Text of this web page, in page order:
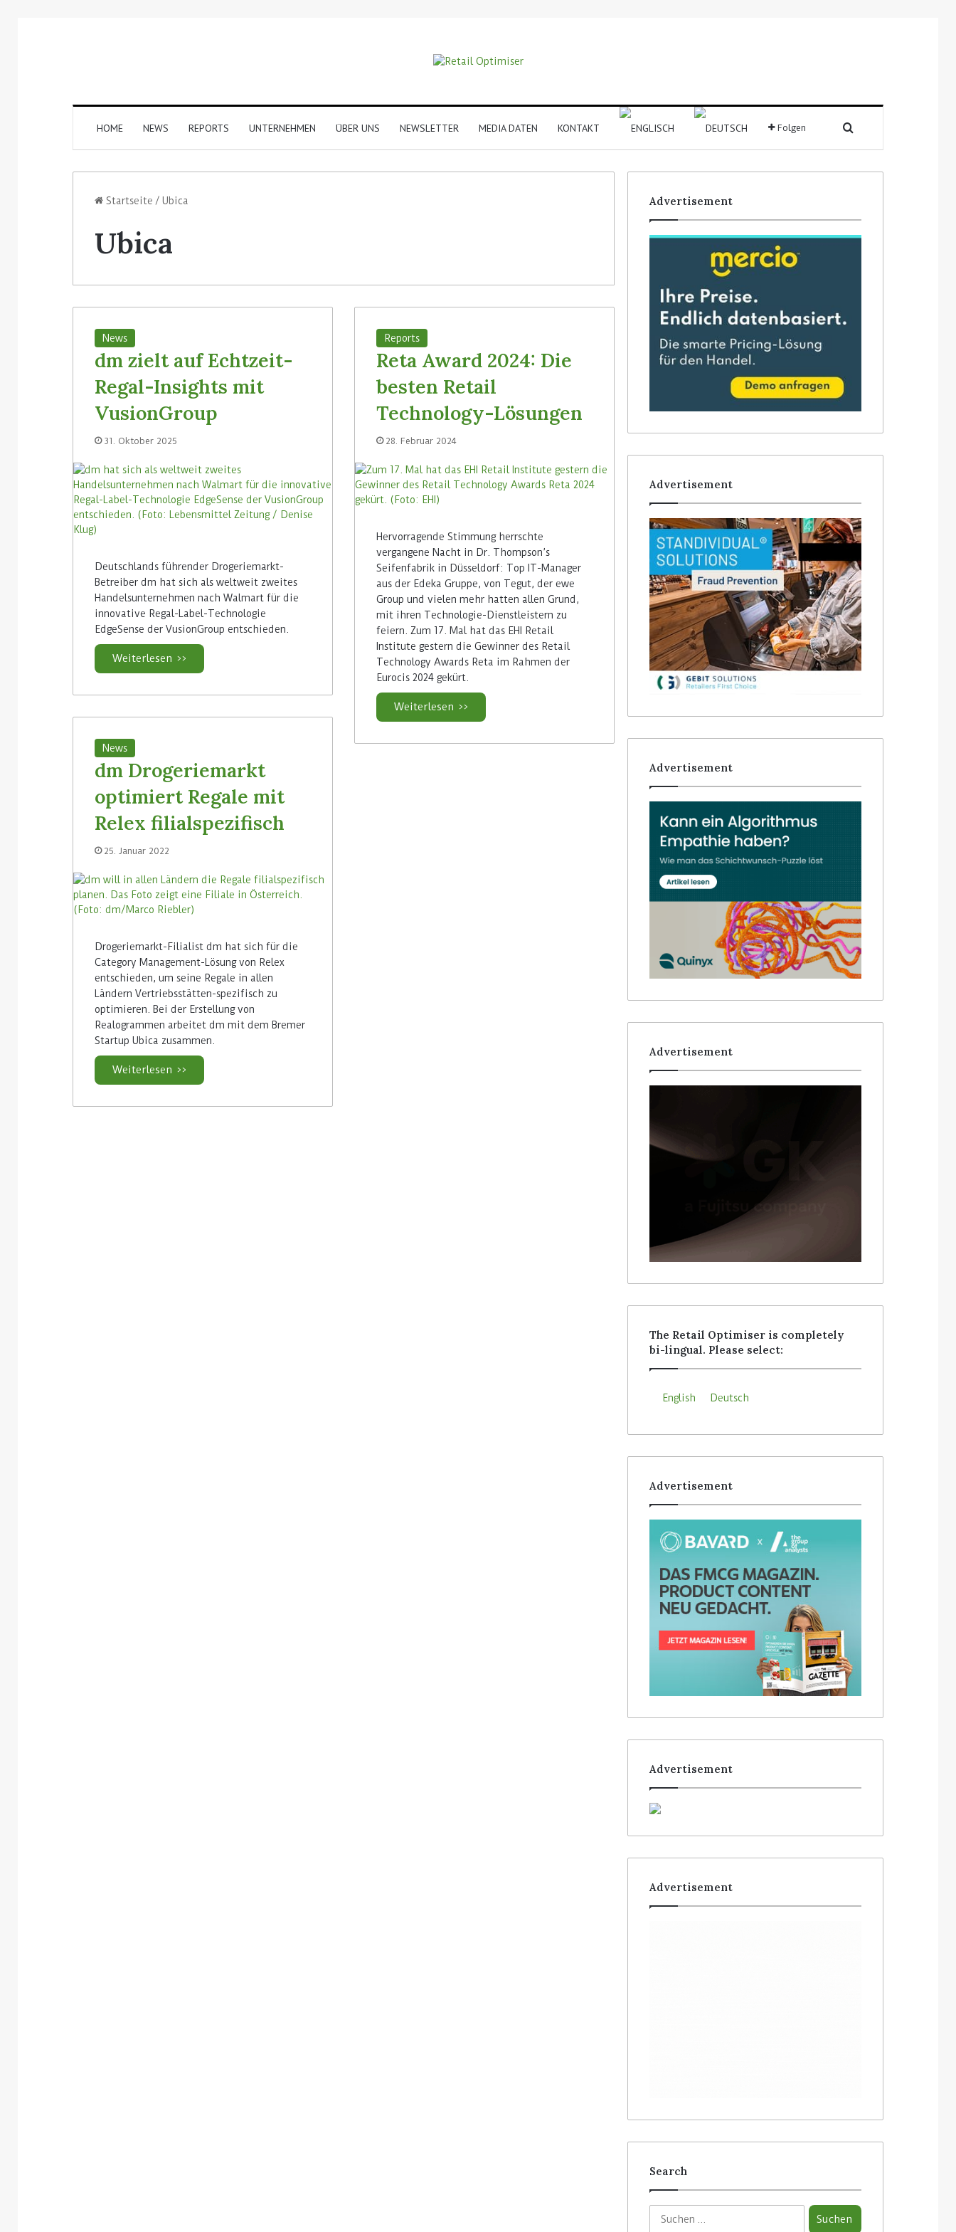
HOME NEWS REPORTS UNTERNEHMEN ÜBER UNS NEWSLETTER MEDIA DATEN KONTAKT Folgen
Sidebar
Startseite / Ubica
Ubica
News
dm zielt auf Echtzeit-
Regal-Insights mit
VusionGroup
31. Oktober 2025
Deutschlands führender Drogeriemarkt-
Betreiber dm hat sich als weltweit zweites
Handelsunternehmen nach Walmart für die
innovative Regal-Label-Technologie
EdgeSense der VusionGroup entschieden.
Weiterlesen >>
Reports
Reta Award 2024: Die
besten Retail
Technology-Lösungen
28. Februar 2024
Hervorragende Stimmung herrschte
vergangene Nacht in Dr. Thompson’s
Seifenfabrik in Düsseldorf: Top IT-Manager
aus der Edeka Gruppe, von Tegut, der ewe
Group und vielen mehr hatten allen Grund,
mit ihren Technologie-Dienstleistern zu
feiern. Zum 17. Mal hat das EHI Retail
Institute gestern die Gewinner des Retail
Technology Awards Reta im Rahmen der
Eurocis 2024 gekürt.
Weiterlesen >>
News
dm Drogeriemarkt
optimiert Regale mit
Relex filialspezifisch
25. Januar 2022
Drogeriemarkt-Filialist dm hat sich für die
Category Management-Lösung von Relex
entschieden, um seine Regale in allen
Ländern Vertriebsstätten-spezifisch zu
optimieren. Bei der Erstellung von
Realogrammen arbeitet dm mit dem Bremer
Startup Ubica zusammen.
Weiterlesen >>
Advertisement
Advertisement
Advertisement
Advertisement
The Retail Optimiser is completely
bi-lingual. Please select:
English Deutsch
Advertisement
Advertisement
Advertisement
Search
S
u